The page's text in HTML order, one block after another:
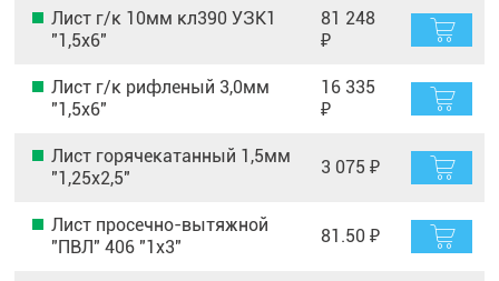
Лист г/к 10мм кл390 УЗК1
"1,5х6"
81 248
₽
Лист г/к рифленый 3,0мм
"1,5х6"
16 335
₽
Лист горячекатанный 1,5мм
"1,25х2,5"
3 075 ₽
Лист просечно-вытяжной
"ПВЛ" 406 "1х3"
81.50 ₽